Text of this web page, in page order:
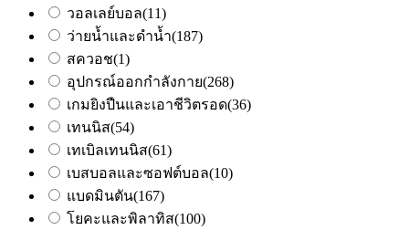
วอลเลย์บอล(11)
ว่ายน้ำและดำน้ำ(187)
สควอช(1)
อุปกรณ์ออกกำลังกาย(268)
เกมยิงปืนและเอาชีวิตรอด(36)
เทนนิส(54)
เทเบิลเทนนิส(61)
เบสบอลและซอฟต์บอล(10)
แบดมินตัน(167)
โยคะและพิลาทิส(100)